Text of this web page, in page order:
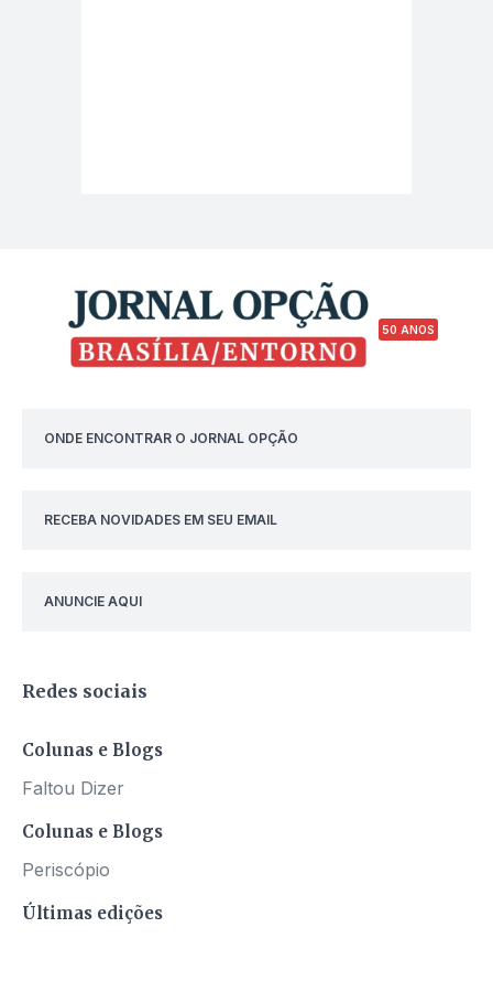
50 ANOS
ONDE ENCONTRAR O JORNAL OPÇÃO
RECEBA NOVIDADES EM SEU EMAIL
ANUNCIE AQUI
Redes sociais
Colunas e Blogs
Faltou Dizer
Colunas e Blogs
Periscópio
Últimas edições